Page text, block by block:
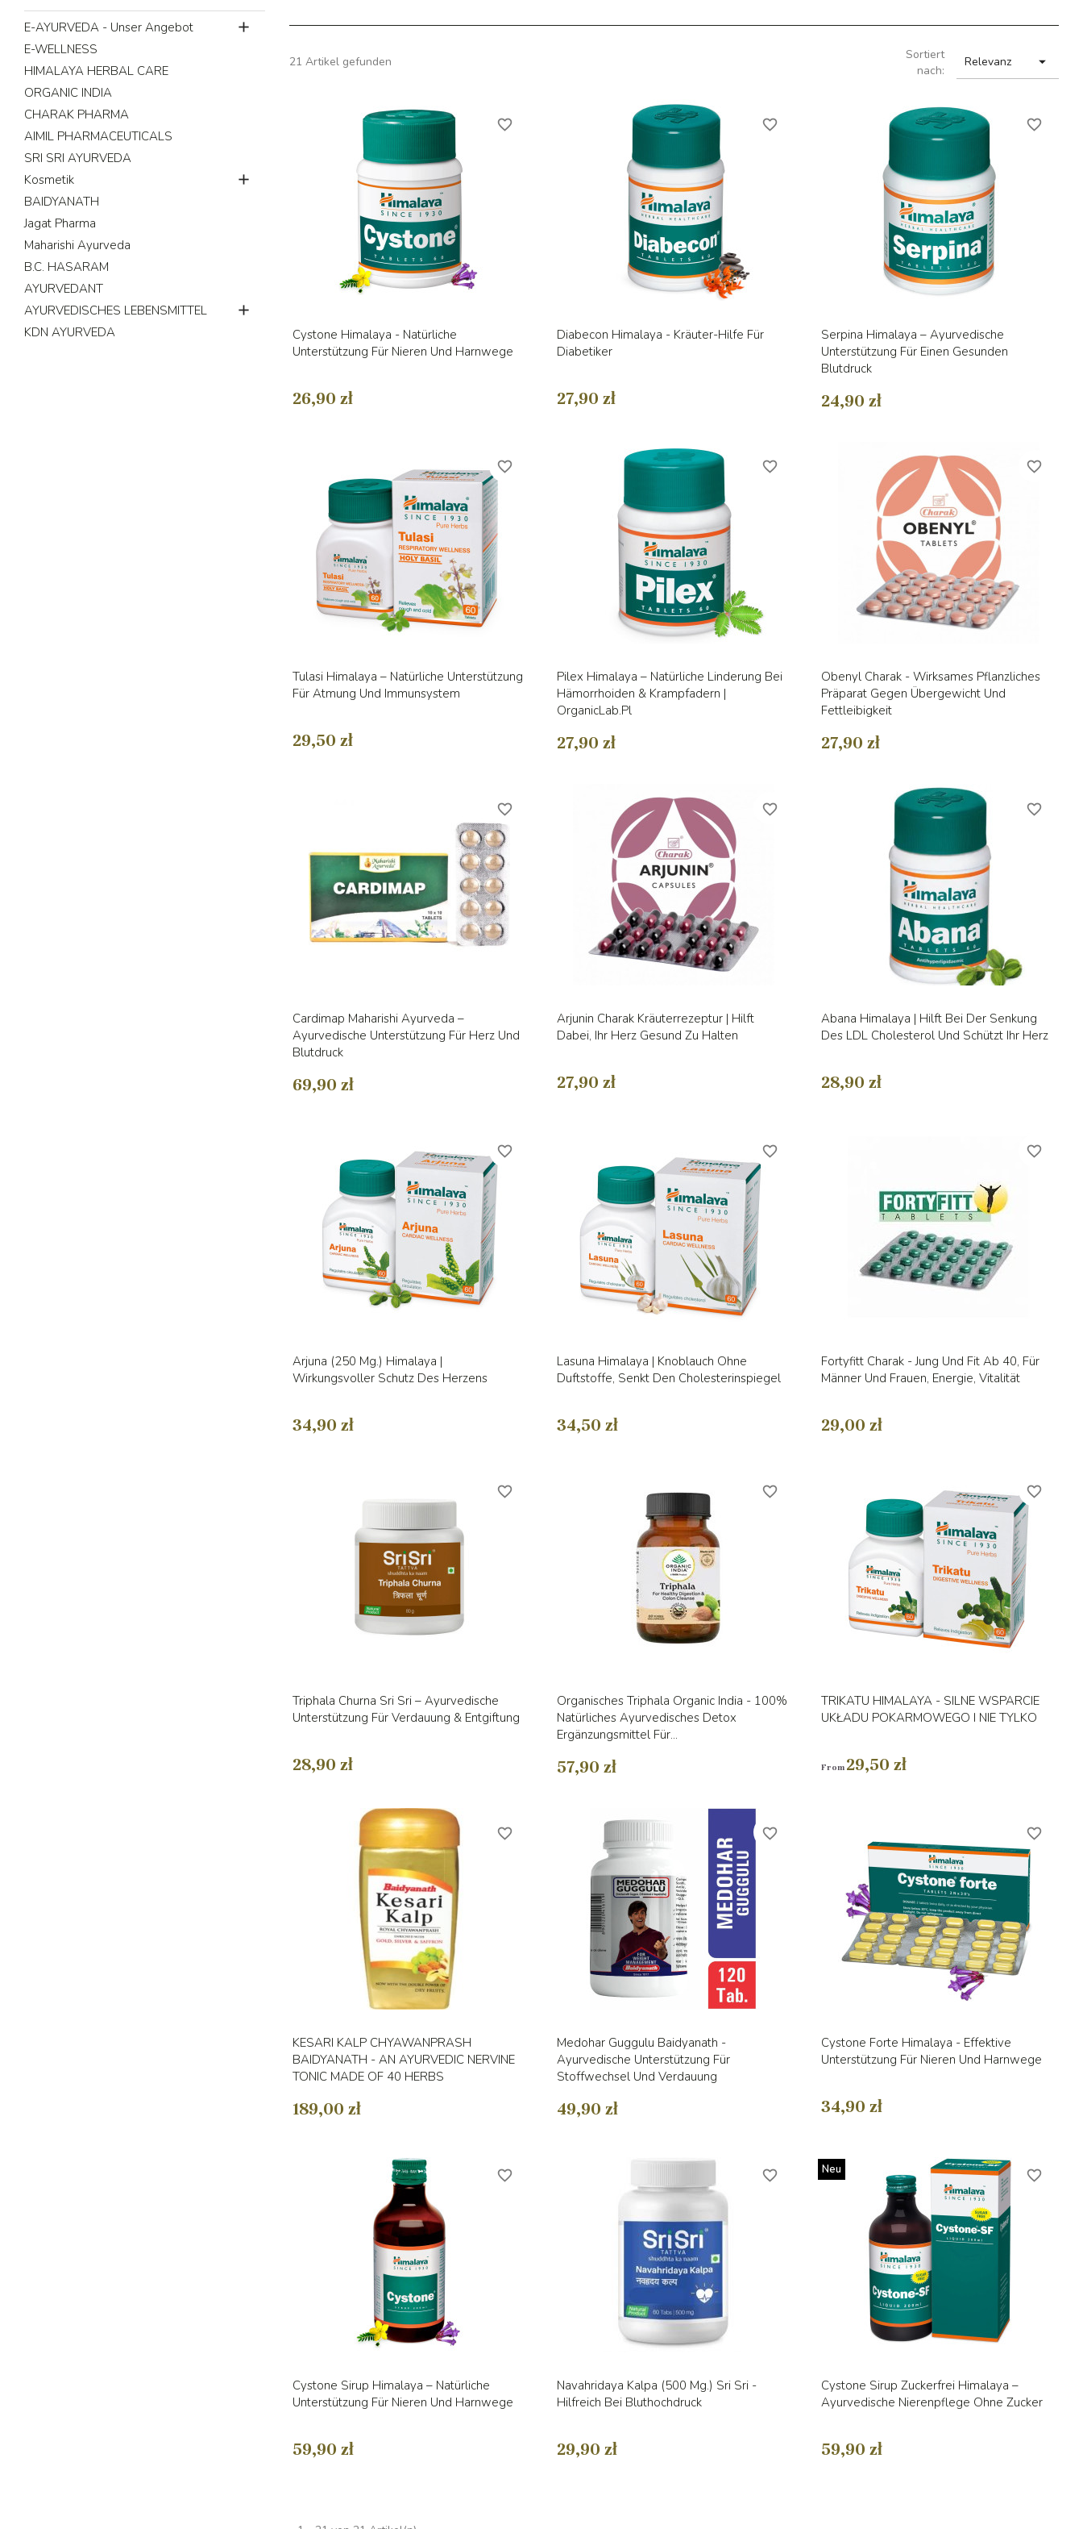
E-AYURVEDA - Unser Angebot 
E-WELLNESS
HIMALAYA HERBAL CARE
ORGANIC INDIA
CHARAK PHARMA
AIMIL PHARMACEUTICALS
SRI SRI AYURVEDA
Kosmetik

BAIDYANATH
Jagat Pharma
Maharishi Ayurveda
B.C. HASARAM
AYURVEDANT
AYURVEDISCHES LEBENSMITTEL

KDN AYURVEDA
21 Artikel gefunden
Sortiert
nach:
Relevanz 
Cystone Himalaya - Natürliche
Unterstützung Für Nieren Und Harnwege
26,90 zł
favorite_border
Diabecon Himalaya - Kräuter-Hilfe Für
Diabetiker
27,90 zł
favorite_border
Serpina Himalaya – Ayurvedische
Unterstützung Für Einen Gesunden
Blutdruck
24,90 zł
favorite_border
Tulasi Himalaya – Natürliche Unterstützung
Für Atmung Und Immunsystem
29,50 zł
favorite_border
Pilex Himalaya – Natürliche Linderung Bei
Hämorrhoiden & Krampfadern |
OrganicLab.pl
27,90 zł
favorite_border
Obenyl Charak - Wirksames Pflanzliches
Präparat Gegen Übergewicht Und
Fettleibigkeit
27,90 zł
favorite_border
Cardimap Maharishi Ayurveda –
Ayurvedische Unterstützung Für Herz Und
Blutdruck
69,90 zł
favorite_border
Arjunin Charak Kräuterrezeptur | Hilft
Dabei, Ihr Herz Gesund Zu Halten
27,90 zł
favorite_border
Abana Himalaya | Hilft Bei Der Senkung
Des LDL Cholesterol Und Schützt Ihr Herz
28,90 zł
favorite_border
Arjuna (250 Mg.) Himalaya |
Wirkungsvoller Schutz Des Herzens
34,90 zł
favorite_border
Lasuna Himalaya | Knoblauch Ohne
Duftstoffe, Senkt Den Cholesterinspiegel
34,50 zł
favorite_border
Fortyfitt Charak - Jung Und Fit Ab 40, Für
Männer Und Frauen, Energie, Vitalität
29,00 zł
favorite_border
Triphala Churna Sri Sri – Ayurvedische
Unterstützung Für Verdauung & Entgiftung
28,90 zł
favorite_border
Organisches Triphala Organic India - 100%
Natürliches Ayurvedisches Detox
Ergänzungsmittel Für...
57,90 zł
favorite_border
TRIKATU HIMALAYA - SILNE WSPARCIE
UKŁADU POKARMOWEGO I NIE TYLKO
From 29,50 zł
favorite_border
KESARI KALP CHYAWANPRASH
BAIDYANATH - AN AYURVEDIC NERVINE
TONIC MADE OF 40 HERBS
189,00 zł
favorite_border
Medohar Guggulu Baidyanath -
Ayurvedische Unterstützung Für
Stoffwechsel Und Verdauung
49,90 zł
favorite_border
Cystone Forte Himalaya - Effektive
Unterstützung Für Nieren Und Harnwege
34,90 zł
favorite_border
Cystone Sirup Himalaya – Natürliche
Unterstützung Für Nieren Und Harnwege
59,90 zł
favorite_border
Navahridaya Kalpa (500 Mg.) Sri Sri -
Hilfreich Bei Bluthochdruck
29,90 zł
favorite_border
Cystone Sirup Zuckerfrei Himalaya –
Ayurvedische Nierenpflege Ohne Zucker
59,90 zł
Neu favorite_border